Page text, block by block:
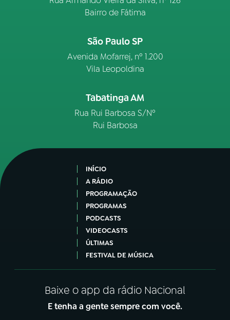
Bairro de Fátima
São Paulo SP
Avenida Mofarrej, nº 1.200
Vila Leopoldina
Tabatinga AM
Rua Rui Barbosa S/Nº
Rui Barbosa
INÍCIO
A RÁDIO
PROGRAMAÇÃO
PROGRAMAS
PODCASTS
VIDEOCASTS
ÚLTIMAS
FESTIVAL DE MÚSICA
Baixe o app da rádio Nacional
E tenha a gente sempre com você.